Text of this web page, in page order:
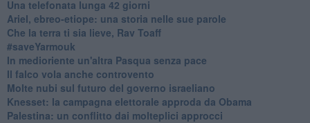
​Una telefonata lunga 42 giorni
​Ariel, ebreo-etiope: una storia nelle sue parole
Che la terra ti sia lieve, Rav Toaff
​#saveYarmouk
​In medioriente un'altra Pasqua senza pace
​Il falco vola anche controvento
Molte nubi sul futuro del governo israeliano
Knesset: la campagna elettorale approda da Obama
Palestina: un conflitto dai molteplici approcci